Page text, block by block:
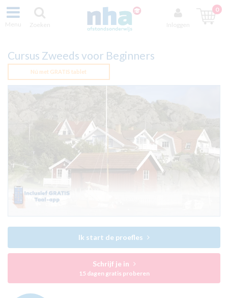
Menu Zoeken Inloggen
0
Cursus Zweeds voor Beginners
Nú met GRATIS tablet
Ik start de proefles
Schrijf je in
15 dagen gratis proberen